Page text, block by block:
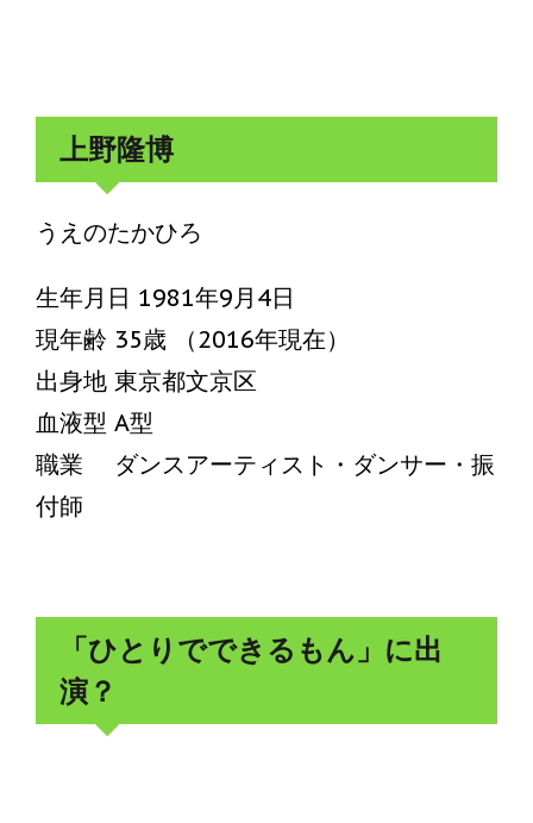
上野隆博
うえのたかひろ
生年月日 1981年9月4日
現年齢 35歳 （2016年現在）
出身地 東京都文京区
血液型 A型
職業 ダンスアーティスト・ダンサー・振
付師
「ひとりでできるもん」に出
演？